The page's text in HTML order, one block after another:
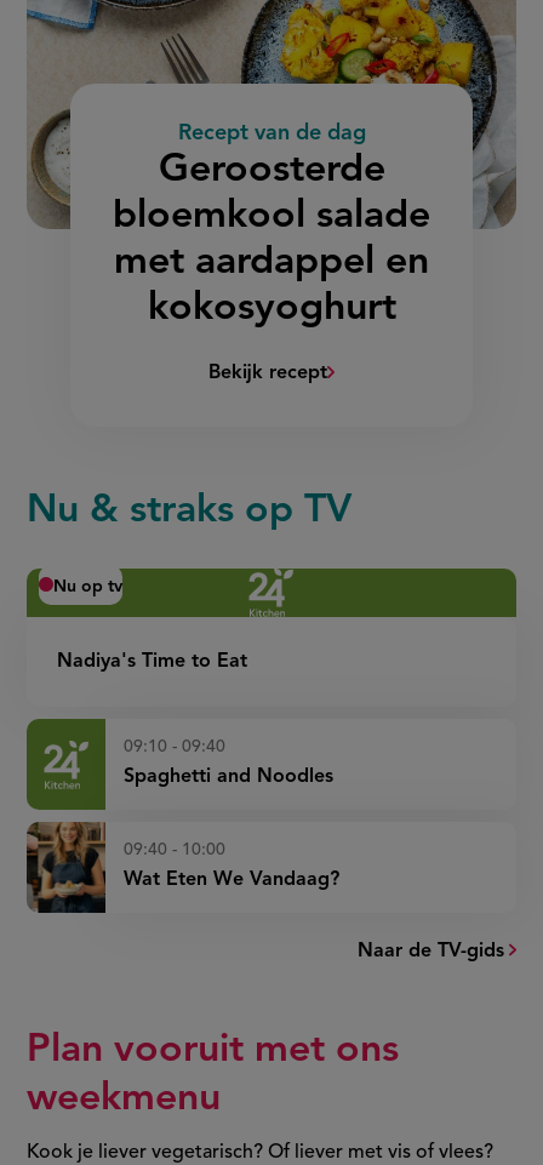
Recept van de dag
:
Geroosterde
bloemkool salade
met aardappel en
kokosyoghurt
Bekijk recept(Geroosterde
aardappel
Nu & straks op TV
Nadiya's Time to Eat
Nu op tv
09:10 - 09:40
Spaghetti and Noodles
09:40 - 10:00
Wat Eten We Vandaag?
Naar de TV-gids
Plan vooruit met ons
weekmenu
Kook je liever vegetarisch? Of liever met vis of vlees?